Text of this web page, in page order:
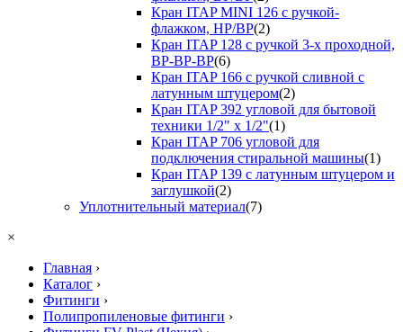
Кран ITAP MINI 126 с ручкой-
флажком, НР/ВР(2)
Кран ITAP 128 с ручкой 3-х проходной,
ВР-ВР-ВР(6)
Кран ITAP 166 с ручкой сливной с
латунным штуцером(2)
Кран ITAP 392 угловой для бытовой
техники 1/2" х 1/2"(1)
Кран ITAP 706 угловой для
подключения стиральной машины(1)
Кран ITAP 139 с латунным штуцером и
заглушкой(2)
Уплотнительный материал(7)
×
Главная ›
Каталог ›
Фитинги ›
Полипропиленовые фитинги ›